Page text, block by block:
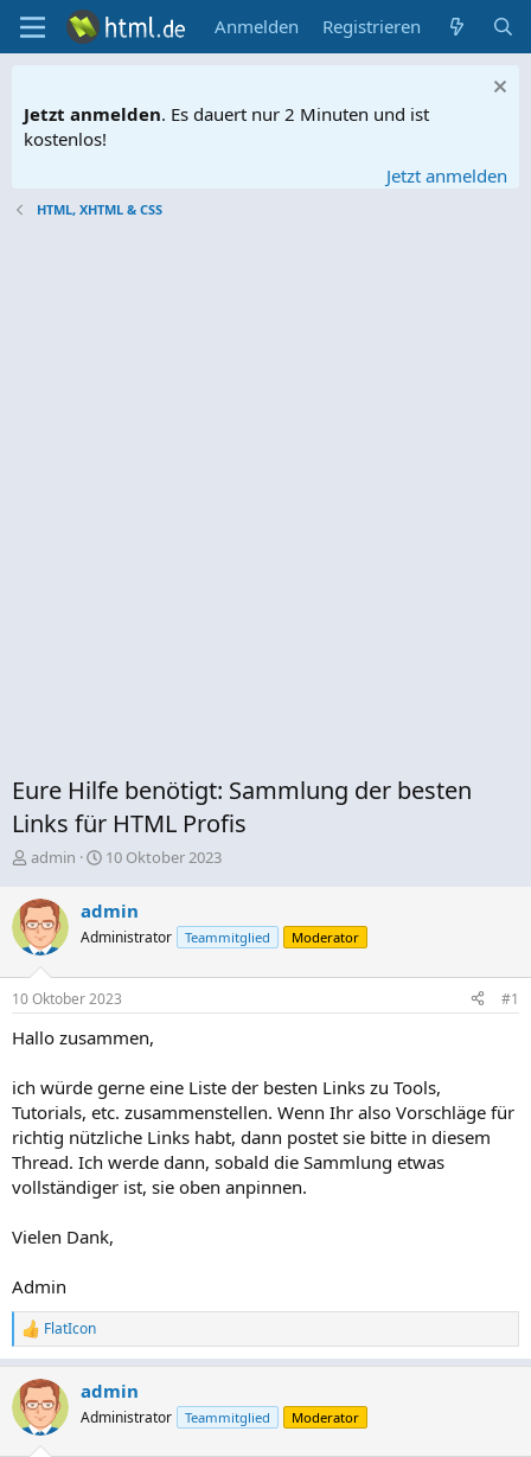
Anmelden Registrieren
Jetzt anmelden. Es dauert nur 2 Minuten und ist
kostenlos!
Jetzt anmelden
HTML, XHTML & CSS
Eure Hilfe benötigt: Sammlung der besten
Links für HTML Profis
E
s
t
e
l
e
admin
E
t
e
l
t
m
10 Oktober 2023
admin
Administrator Teammitglied Moderator
10 Oktober 2023 #1
Hallo zusammen,
ich würde gerne eine Liste der besten Links zu Tools,
Tutorials, etc. zusammenstellen. Wenn Ihr also Vorschläge für
richtig nützliche Links habt, dann postet sie bitte in diesem
Thread. Ich werde dann, sobald die Sammlung etwas
vollständiger ist, sie oben anpinnen.
Vielen Dank,
Admin
R
e
k
t
i
FlatIcon
admin
Administrator Teammitglied Moderator